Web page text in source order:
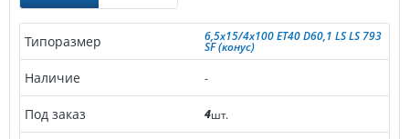
6,5x15/4x100 ET40 D60,1 LS LS 793
SF (конус)
-
4шт.